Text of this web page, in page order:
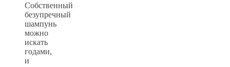
Собственный
безупречный
шампунь
можно
искать
годами,
и